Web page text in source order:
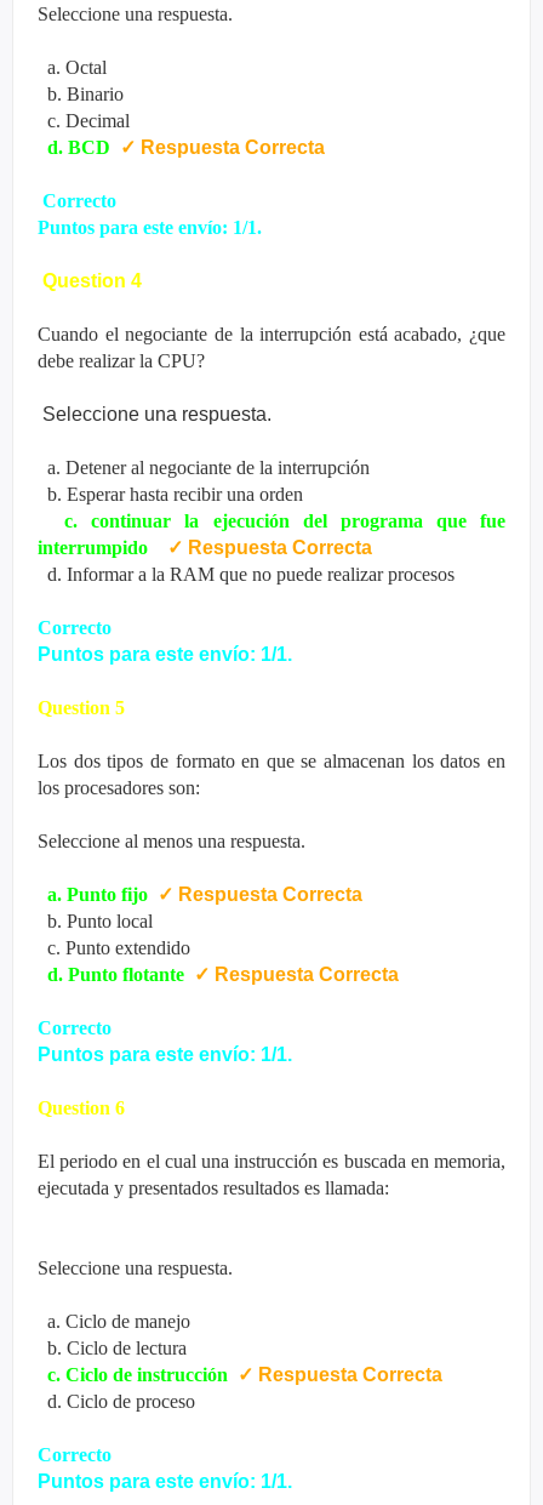
Seleccione una respuesta.
a. Octal
b. Binario
c. Decimal
d. BCD
✓ Respuesta Correcta
Correcto
Puntos para este envío: 1/1.
Question 4
Cuando el negociante de la interrupción está acabado, ¿que
debe realizar la CPU?
Seleccione una respuesta.
a. Detener al negociante de la interrupción
b. Esperar hasta recibir una orden
c. continuar la ejecución del programa que fue
interrumpido
✓ Respuesta Correcta
d. Informar a la RAM que no puede realizar procesos
Correcto
Puntos para este envío: 1/1.
Question 5
Los dos tipos de formato en que se almacenan los datos en
los procesadores son:
Seleccione al menos una respuesta.
a. Punto fijo ✓ Respuesta Correcta
b. Punto local
c. Punto extendido
d. Punto flotante ✓ Respuesta Correcta
Correcto
Puntos para este envío: 1/1.
Question 6
El periodo en el cual una instrucción es buscada en memoria,
ejecutada y presentados resultados es llamada:
Seleccione una respuesta.
a. Ciclo de manejo
b. Ciclo de lectura
c. Ciclo de instrucción
✓ Respuesta Correcta
d. Ciclo de proceso
Correcto
Puntos para este envío: 1/1.